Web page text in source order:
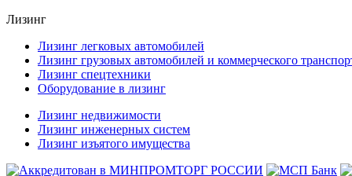
Лизинг
Лизинг легковых автомобилей
Лизинг грузовых автомобилей и коммерческого
Лизинг спецтехники
Оборудование в лизинг
Лизинг недвижимости
Лизинг инженерных систем
Лизинг изъятого имущества